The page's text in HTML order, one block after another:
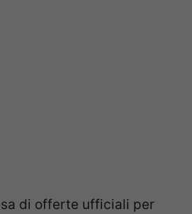
di offerte ufficiali per